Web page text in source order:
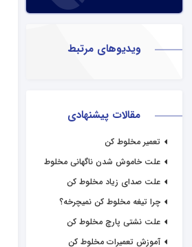
ویدیوهای مرتبط
مقالات پیشنهادی
تعمیر مخلوط کن
علت خاموش شدن ناگهانی مخلوط
علت صدای زیاد مخلوط کن
چرا تیغه مخلوط کن نمیچرخه؟
علت نشتی پارچ مخلوط کن
آموزش تعمیرات مخلوط کن